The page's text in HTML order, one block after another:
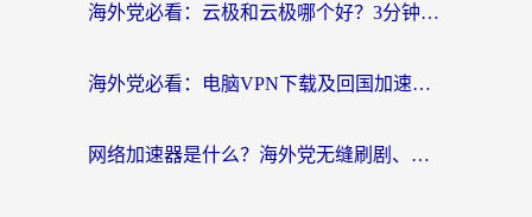
海外党必看：云极和云极哪个好？3分钟选对回国加速器，无缝访问国内资源
海外党必看：电脑VPN下载及回国加速器选择指南——无缝访问国内资源不再难
网络加速器是什么？海外党无缝刷剧、看NBA的实用指南